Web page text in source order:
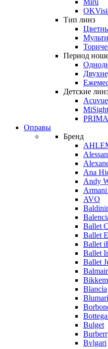
Miru
Тип линз
Период
Детские
MiSight
Оправы
Бренд
Ana
Andy
AVO
Ballet
Ballet
Ballet
Ballet
Ballet
Blancia
Bulget
Bvlgari